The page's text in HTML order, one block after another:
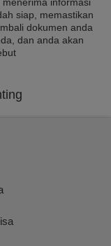
siap, memastikan
dokumen anda
dan anda akan